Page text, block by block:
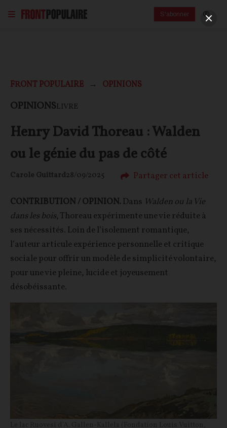
S'abonner
FRONT POPULAIRE OPINIONS
OPINIONSLIVRE
Henry David Thoreau : Walden
ou le génie du pas de côté
Carole Guittard28/09/2025 Partager cet article
CONTRIBUTION / OPINION.Dans Walden ou la Vie
dans les bois, Thoreau expérimente une vie réduite à
ses nécessités. Loin de l’isolement romantique,
l’auteur articule expérience personnelle et critique
sociale pour offrir un modèle de simplicité volontaire,
pour une vie pleine, lucide et joyeusement
désobéissante.